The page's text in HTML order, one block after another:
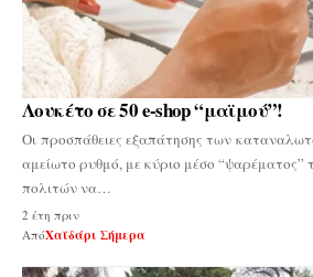
Λουκέτο σε 50 e-shop “μαϊμού”!
Οι προσπάθειες εξαπάτησης των
αμείωτο ρυθμό, με κύριο μέσο
πολιτών να…
2 έτη πριν
ΑπόΧαϊδάρι Σήμερα